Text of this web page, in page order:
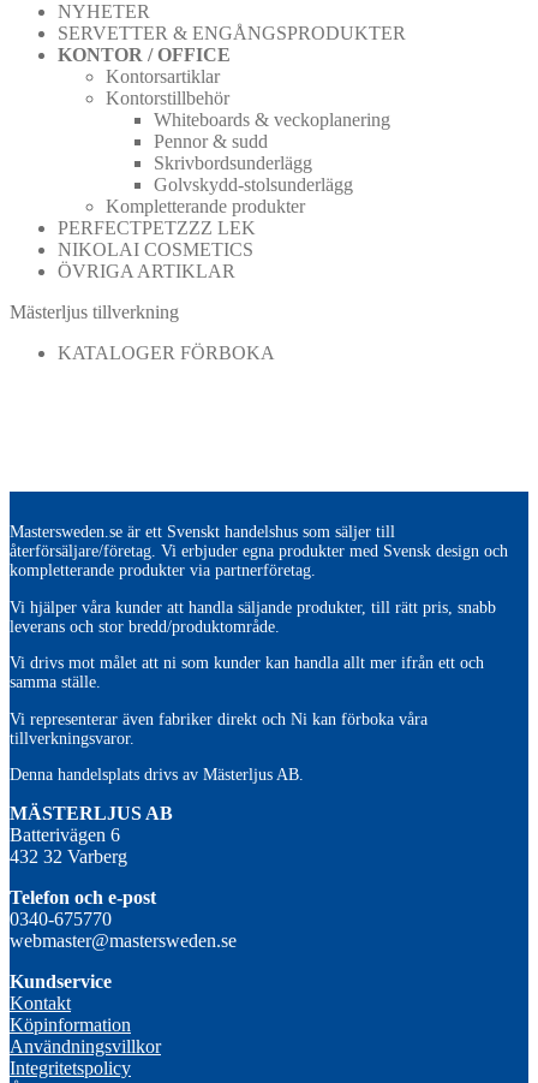
NYHETER
SERVETTER & ENGÅNGSPRODUKTER
KONTOR / OFFICE
Kontorsartiklar
Kontorstillbehör
Whiteboards & veckoplanering
Pennor & sudd
Skrivbordsunderlägg
Golvskydd-stolsunderlägg
Kompletterande produkter
PERFECTPETZZZ LEK
NIKOLAI COSMETICS
ÖVRIGA ARTIKLAR
Mästerljus tillverkning
KATALOGER FÖRBOKA
Mastersweden.se är ett Svenskt handelshus som säljer till
återförsäljare/företag. Vi erbjuder egna produkter med Svensk design och
kompletterande produkter via partnerföretag.
Vi hjälper våra kunder att handla säljande produkter, till rätt pris, snabb
leverans och stor bredd/produktområde.
Vi drivs mot målet att ni som kunder kan handla allt mer ifrån ett och
samma ställe.
Vi representerar även fabriker direkt och Ni kan förboka våra
tillverkningsvaror.
Denna handelsplats drivs av Mästerljus AB.
MÄSTERLJUS AB
Batterivägen 6
432 32 Varberg
Telefon och e-post
0340-675770
webmaster@mastersweden.se
Kundservice
Kontakt
Köpinformation
Användningsvillkor
Integritetspolicy